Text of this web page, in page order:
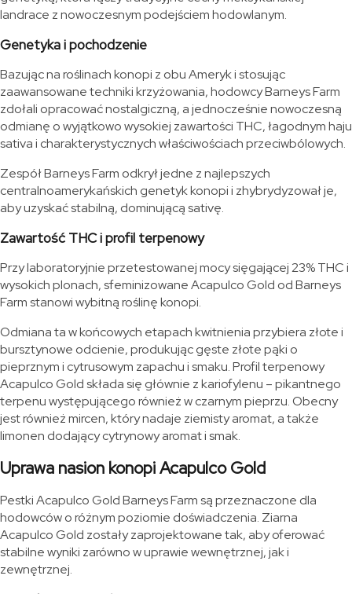
landrace z nowoczesnym podejściem hodowlanym.
Genetyka i pochodzenie
Bazując na roślinach konopi z obu Ameryk i stosując
zaawansowane techniki krzyżowania, hodowcy Barneys Farm
zdołali opracować nostalgiczną, a jednocześnie nowoczesną
odmianę o wyjątkowo wysokiej zawartości THC, łagodnym haju
sativa i charakterystycznych właściwościach przeciwbólowych.
Zespół Barneys Farm odkrył jedne z najlepszych
centralnoamerykańskich genetyk konopi i zhybrydyzował je,
aby uzyskać stabilną, dominującą sativę.
Zawartość THC i profil terpenowy
Przy laboratoryjnie przetestowanej mocy sięgającej 23% THC i
wysokich plonach, sfeminizowane Acapulco Gold od Barneys
Farm stanowi wybitną roślinę konopi.
Odmiana ta w końcowych etapach kwitnienia przybiera złote i
bursztynowe odcienie, produkując gęste złote pąki o
pieprznym i cytrusowym zapachu i smaku. Profil terpenowy
Acapulco Gold składa się głównie z kariofylenu – pikantnego
terpenu występującego również w czarnym pieprzu. Obecny
jest również mircen, który nadaje ziemisty aromat, a także
limonen dodający cytrynowy aromat i smak.
Uprawa nasion konopi Acapulco Gold
Pestki Acapulco Gold Barneys Farm są przeznaczone dla
hodowców o różnym poziomie doświadczenia. Ziarna
Acapulco Gold zostały zaprojektowane tak, aby oferować
stabilne wyniki zarówno w uprawie wewnętrznej, jak i
zewnętrznej.